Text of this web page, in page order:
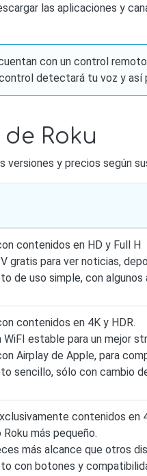
las aplicaciones y
con un control
detectará tu voz y así
Roku
versiones y precios según
contenidos en HD y Full H
gratis para ver noticias,
de uso simple, con
contenidos en 4K y HDR.
WiFI estable para un mejor
Airplay de Apple, para
sencillo, sólo con cambio
contenidos en
más pequeño.
más alcance que otros
con botones y